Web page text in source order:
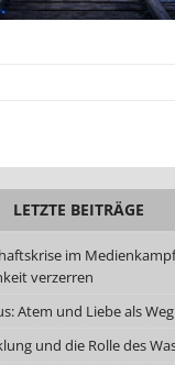
LETZTE BEITRÄGE
im
verzerren
Atem und Liebe als Weg
und die Rolle des